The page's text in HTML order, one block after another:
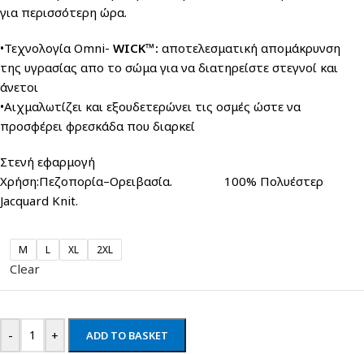
για περισσότερη ώρα.
•Τεχνολογία Omni- WICK™: αποτελεσματική απομάκρυνση
της υγρασίας απο το σώμα για να διατηρείστε στεγνοί και
άνετοι
•Αιχμαλωτίζει και εξουδετερώνει τις οσμές ώστε να
προσφέρει φρεσκάδα που διαρκεί
Στενή εφαρμογή
Χρήση:Πεζοπορία–Ορειβασία. 100% Πολυέστερ
Jacquard Knit.
M L XL 2XL
Clear
- + ADD TO BASKET